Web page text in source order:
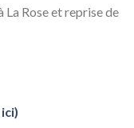
Rose et reprise de